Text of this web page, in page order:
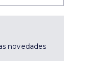
novedades